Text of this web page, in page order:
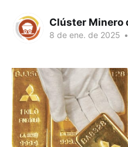
Clúster Minero
8 de ene. de 2025 •